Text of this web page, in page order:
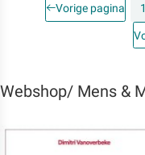
Vorige pagina 1
Webshop/ Mens &